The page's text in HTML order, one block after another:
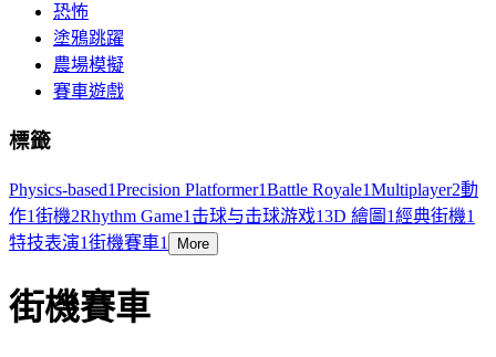
恐怖
塗鴉跳躍
農場模擬
賽車遊戲
標籤
Physics-based1Precision Platformer1Battle Royale1Multiplayer2動
作1街機2Rhythm Game1 击球与击球游戏13D 繪圖 1經典街機1
特技表演1街機賽車1 More
街機賽車